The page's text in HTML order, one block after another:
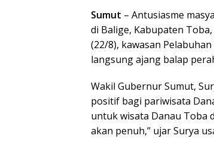
Sumut – Antusiasme
di Balige, Kabupaten
(22/8), kawasan
langsung ajang balap
Wakil Gubernur Sumut,
positif bagi pariwisata
untuk wisata Danau Toba
akan penuh,” ujar Surya